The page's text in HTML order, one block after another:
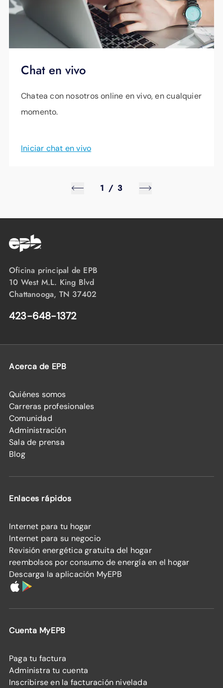
Chat en vivo
Chatea con nosotros online en vivo, en cualquier
momento.
Iniciar chat en vivo
1 / 3
Oficina principal de EPB
10 West M.L. King Blvd
Chattanooga, TN 37402
423-648-1372
Acerca de EPB
Quiénes somos
Carreras profesionales
Comunidad
Administración
Sala de prensa
Blog
Enlaces rápidos
Internet para tu hogar
Internet para su negocio
Revisión energética gratuita del hogar
reembolsos por consumo de energía en el hogar
Descarga la aplicación MyEPB
Cuenta MyEPB
Paga tu factura
Administra tu cuenta
Inscribirse en la facturación nivelada